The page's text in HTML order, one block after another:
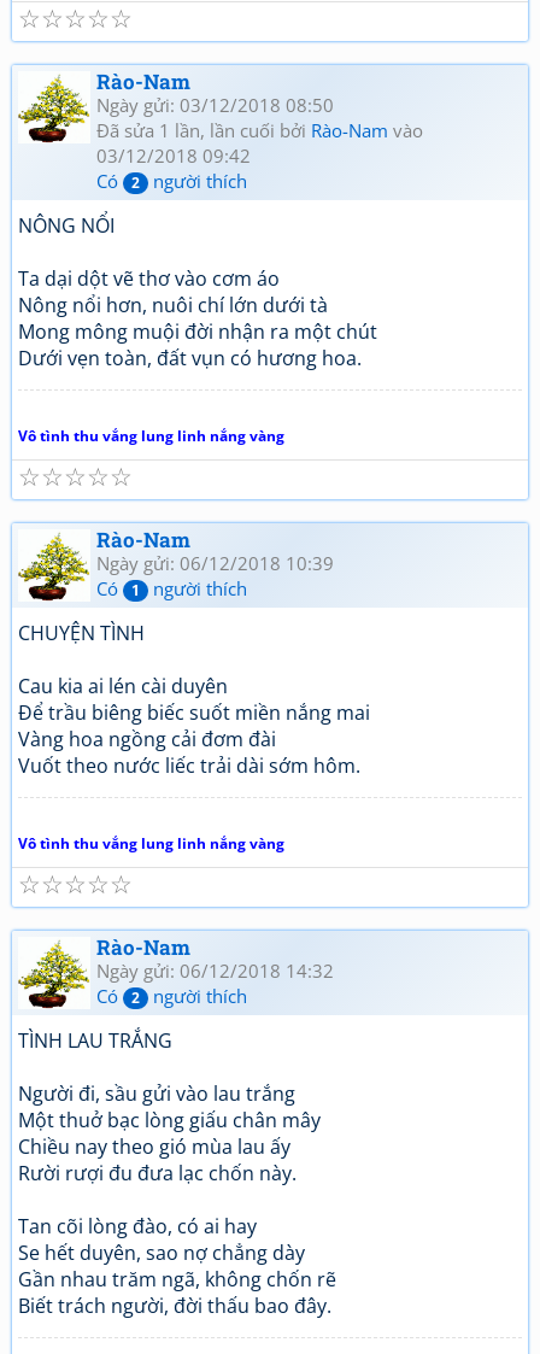
☆
☆
☆
☆
☆
Rào-Nam
Ngày gửi: 03/12/2018 08:50
Đã sửa 1 lần, lần cuối bởi Rào-Nam vào
03/12/2018 09:42
Có
2 người thích
NÔNG NỔI
Ta dại dột vẽ thơ vào cơm áo
Nông nổi hơn, nuôi chí lớn dưới tà
Mong mông muội đời nhận ra một chút
Dưới vẹn toàn, đất vụn có hương hoa.
Vô tình thu vắng lung linh nắng vàng
☆
☆
☆
☆
☆
Rào-Nam
Ngày gửi: 06/12/2018 10:39
Có
1 người thích
CHUYỆN TÌNH
Cau kia ai lén cài duyên
Để trầu biêng biếc suốt miền nắng mai
Vàng hoa ngồng cải đơm đài
Vuốt theo nước liếc trải dài sớm hôm.
Vô tình thu vắng lung linh nắng vàng
☆
☆
☆
☆
☆
Rào-Nam
Ngày gửi: 06/12/2018 14:32
Có
2 người thích
TÌNH LAU TRẮNG
Người đi, sầu gửi vào lau trắng
Một thuở bạc lòng giấu chân mây
Chiều nay theo gió mùa lau ấy
Rười rượi đu đưa lạc chốn này.
Tan cõi lòng đào, có ai hay
Se hết duyên, sao nợ chẳng dày
Gần nhau trăm ngã, không chốn rẽ
Biết trách người, đời thấu bao đây.